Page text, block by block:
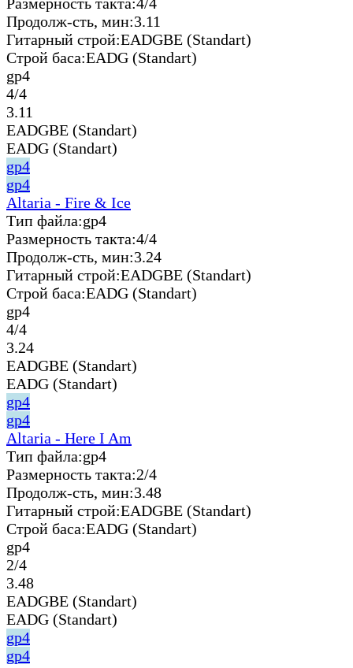
Продолж-сть, мин:3.11
Гитарный строй:EADGBE (Standart)
Строй баса:EADG (Standart)
gp4
4/4
3.11
EADGBE (Standart)
EADG (Standart)
gp4
gp4
Altaria - Fire & Ice
Тип файла:gp4
Размерность такта:4/4
Продолж-сть, мин:3.24
Гитарный строй:EADGBE (Standart)
Строй баса:EADG (Standart)
gp4
4/4
3.24
EADGBE (Standart)
EADG (Standart)
gp4
gp4
Altaria - Here I Am
Тип файла:gp4
Размерность такта:2/4
Продолж-сть, мин:3.48
Гитарный строй:EADGBE (Standart)
Строй баса:EADG (Standart)
gp4
2/4
3.48
EADGBE (Standart)
EADG (Standart)
gp4
gp4